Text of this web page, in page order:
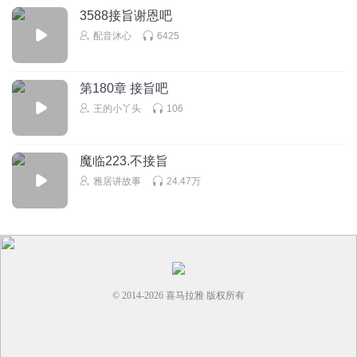
3588接旨谢恩吧
配音沐心 6425
第180章 接旨吧
王的小丫头 106
魔临223.不接旨
雅居讲故事 24.47万
© 2014-2026 喜马拉雅 版权所有